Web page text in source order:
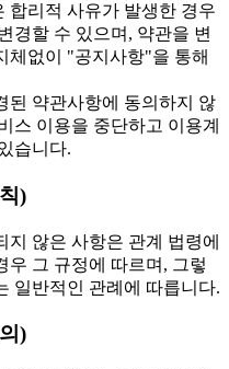
리적 사유가 발생한 경우
경할 수 있으며, 약관을 변
체없이 "공지사항"을 통해
약관사항에 동의하지 않
스 이용을 중단하고 이용계
습니다.
)
지 않은 사항은 관계 법령에
우 그 규정에 따르며, 그렇
일반적인 관례에 따릅니다.
)